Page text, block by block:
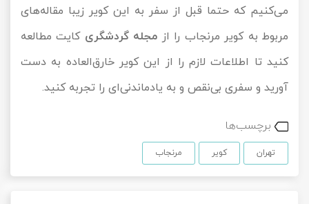
می‌کنیم که حتما قبل از سفر به این کویر زیبا مقاله‌های
مربوط به کویر مرنجاب را از مجله گردشگری کایت مطالعه
کنید تا اطلاعات لازم را از این کویر خارق‌العاده به دست
آورید و سفری بی‌نقص و به یادماندنی‌ای را تجربه کنید.
برچسب‌ها
تهران کویر مرنجاب